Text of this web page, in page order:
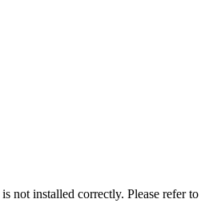
is not installed correctly. Please refer to